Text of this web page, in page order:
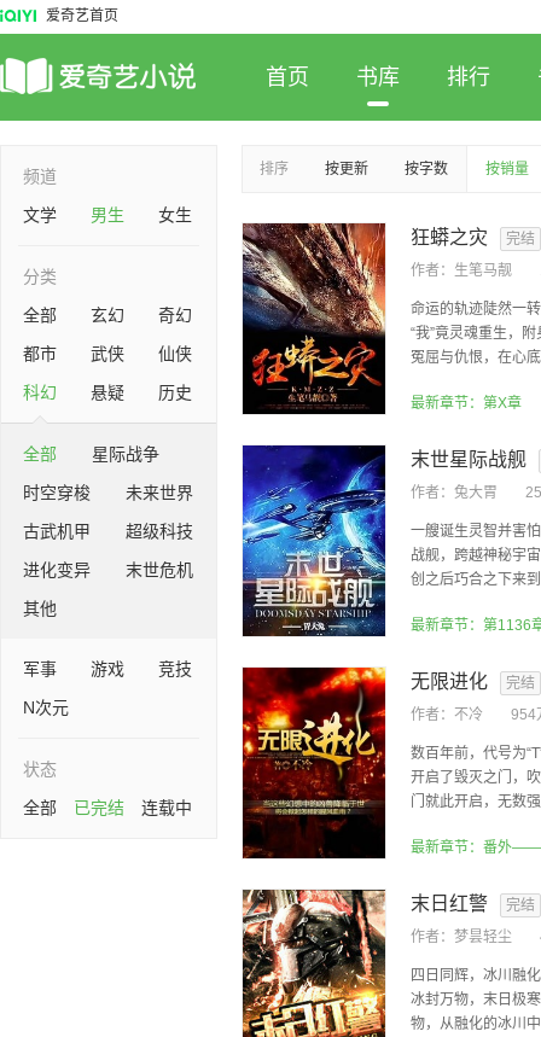
爱奇艺首页
首页 书库 排行
频道
文学
男生 女生
分类
全部
玄幻
奇幻
都市
武侠
仙侠
科幻
悬疑 历史
全部
星际战争
时空穿梭
未来世界
古武机甲
超级科技
进化变异
末世危机
其他
军事 游戏
竞技
N次元
状态
全部
已完结 连载中
排序 按更新 按字数 按销量
狂蟒之灾
完结
作者： 生笔马靓
命运的轨迹陡然一
“我”竟灵魂重生，
冤屈与仇恨，在心
最新章节：第X章
末世星际战舰
作者： 兔大胃
一艘诞生灵智并害
战舰，跨越神秘宇
创之后巧合之下来
最新章节：第1136
无限进化
完结
作者： 不冷 954
数百年前，代号为
开启了毁灭之门，
门就此开启，无数
末日红警
完结
作者： 梦昙轻尘
四日同辉，冰川融
冰封万物，末日极
物，从融化的冰川